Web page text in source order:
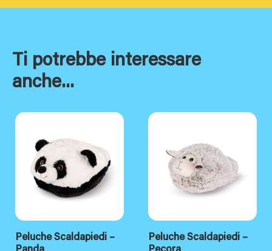
Ti potrebbe interessare
anche...
Peluche Scaldapiedi –
Peluche Scaldapiedi –